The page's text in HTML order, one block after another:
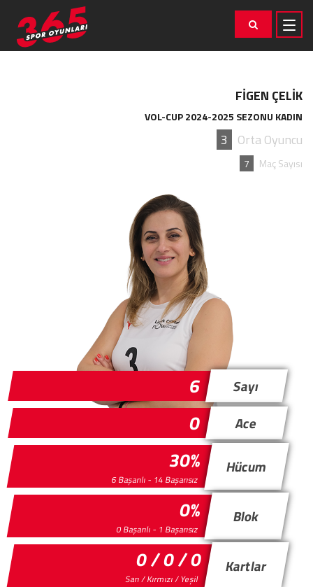
FİGEN ÇELİK
VOL-CUP 2024-2025 SEZONU KADIN
3 Orta Oyuncu
7 Maç Sayısı
6 Sayı
0 Ace
30%
6 Başarılı - 14 Başarısız
Hücum
0%
0 Başarılı - 1 Başarısız
Blok
0 / 0 / 0
Sarı / Kırmızı / Yeşil
Kartlar